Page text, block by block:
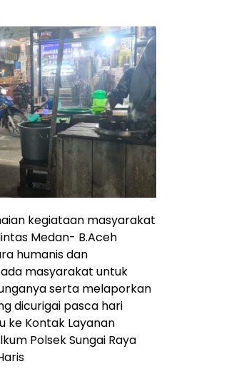
kegiataan masyarakat
Medan- B.Aceh
humanis dan
masyarakat untuk
serta melaporkan
dicurigai pasca hari
ke Kontak Layanan
Polsek Sungai Raya